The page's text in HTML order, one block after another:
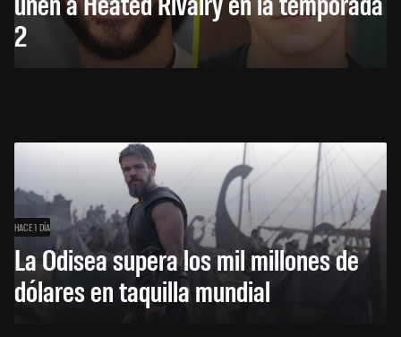
2
HACE 1 DÍA
La Odisea supera los mil millones de
dólares en taquilla mundial